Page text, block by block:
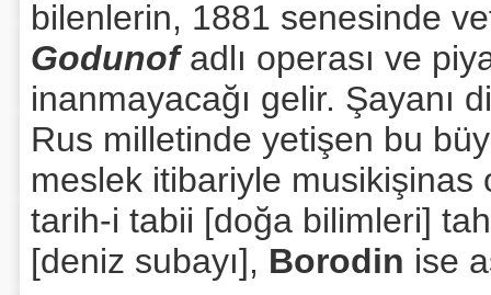
bilenlerin, 1881 senesinde
Godunofadlı operası ve
inanmayacağı gelir. Şayanı
Rus milletinde yetişen bu
meslek itibariyle musikişinas
tarih-i tabii [doğa bilimleri]
[deniz subayı], Borodin ise